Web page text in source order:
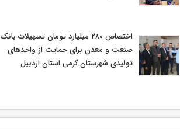
اختصاص ۲۸۰ میلیارد تومان تسهیلات بانک
صنعت و معدن برای حمایت از واحدهای
تولیدی شهرستان گرمی استان اردبیل